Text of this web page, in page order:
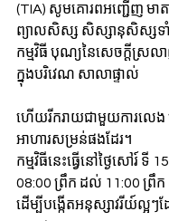
(TIA) សូមគោរពអញ្ជើញ មាត
ព្យាលសិស្ស សិស្សានុសិស្សទ
កម្មវិធី បុណ្យនៃសេចក្ដីស្រល
ក្នុងបរិវេណ សាលាផ្ទាល់
ហើយរីករាយជាមួយការលេង
អាហារសម្រន់ផងដែរ។
កម្មវិធីនេះធ្វើនៅថ្ងៃសៅរ៍ ទី
08:00 ព្រឹក ដល់ 11:00 ព្រឹក ក
ដើម្បីបង្កើតអនុស្សាវរីយ៍ល្អៗ